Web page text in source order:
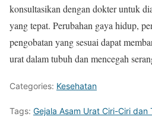
konsultasikan dengan dokter untuk
yang tepat. Perubahan gaya hidup,
pengobatan yang sesuai dapat
urat dalam tubuh dan mencegah
Categories: Kesehatan
Tags: Gejala Asam Urat Ciri-Ciri dan